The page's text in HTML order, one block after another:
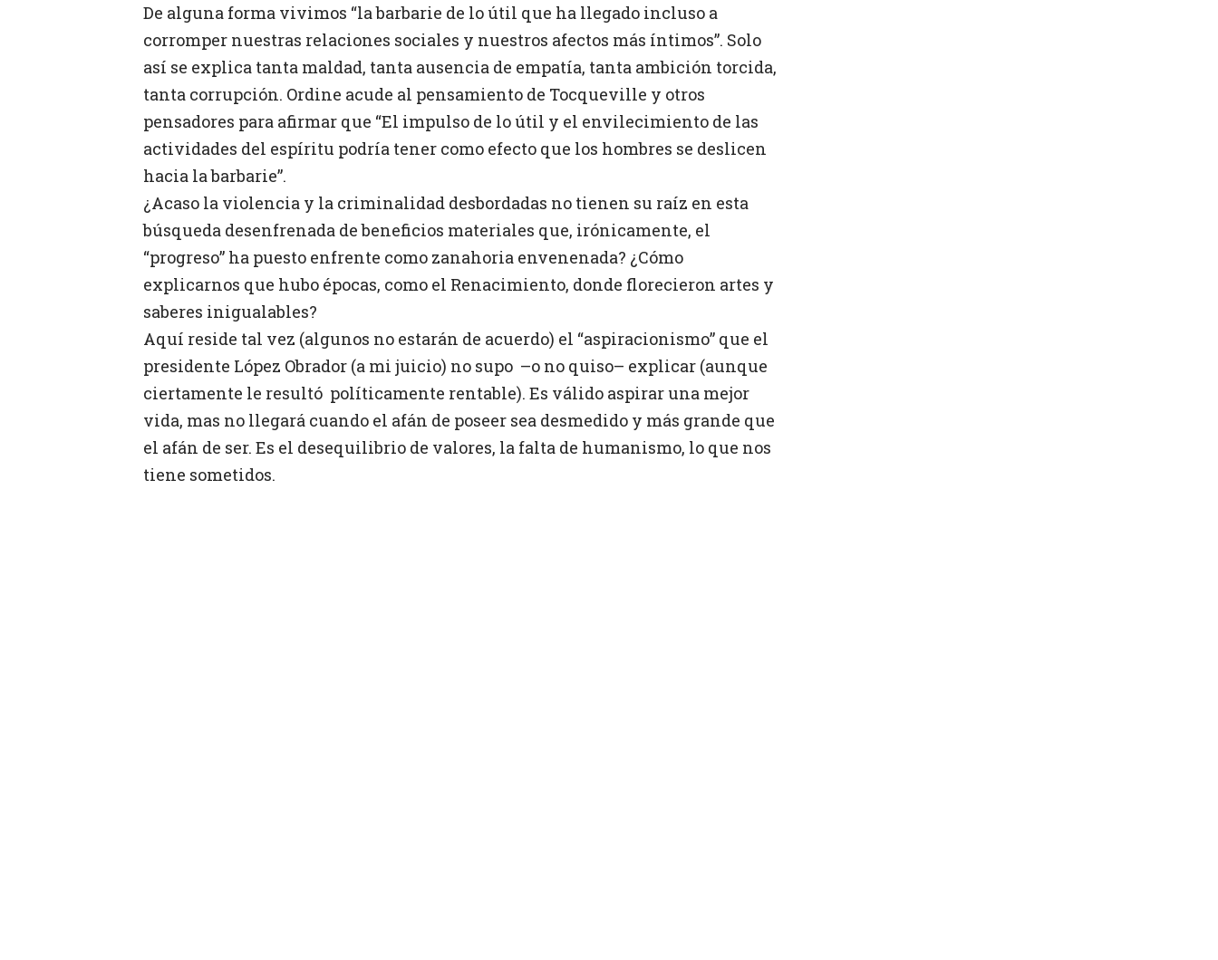
De alguna forma vivimos “la barbarie de lo útil que ha llegado incluso a
corromper nuestras relaciones sociales y nuestros afectos más íntimos”. Solo
así se explica tanta maldad, tanta ausencia de empatía, tanta ambición torcida,
tanta corrupción. Ordine acude al pensamiento de Tocqueville y otros
pensadores para afirmar que “El impulso de lo útil y el envilecimiento de las
actividades del espíritu podría tener como efecto que los hombres se deslicen
hacia la barbarie”.
¿Acaso la violencia y la criminalidad desbordadas no tienen su raíz en esta
búsqueda desenfrenada de beneficios materiales que, irónicamente, el
“progreso” ha puesto enfrente como zanahoria envenenada? ¿Cómo
explicarnos que hubo épocas, como el Renacimiento, donde florecieron artes y
saberes inigualables?
Aquí reside tal vez (algunos no estarán de acuerdo) el “aspiracionismo” que el
presidente López Obrador (a mi juicio) no supo –o no quiso– explicar (aunque
ciertamente le resultó políticamente rentable). Es válido aspirar una mejor
vida, mas no llegará cuando el afán de poseer sea desmedido y más grande que
el afán de ser. Es el desequilibrio de valores, la falta de humanismo, lo que nos
tiene sometidos.